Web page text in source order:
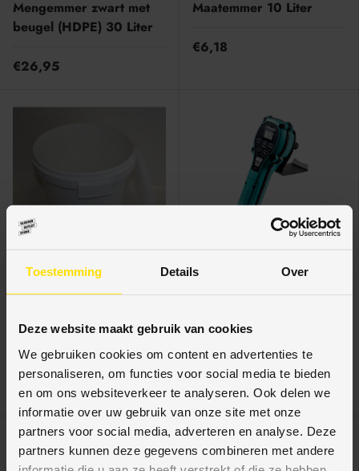
Toestemming Details Over
Deze website maakt gebruik van cookies
We gebruiken cookies om content en advertenties te
personaliseren, om functies voor social media te bieden
en om ons websiteverkeer te analyseren. Ook delen we
informatie over uw gebruik van onze site met onze
partners voor social media, adverteren en analyse. Deze
partners kunnen deze gegevens combineren met andere
Mengemmer zwart met
beugel (HDPE) 30 Liter
€26,95
Maatemmer 10 Liter
€6,18
Vloerenoutletstore
Mengemmer 32 Ltr. met
€21,95
Vloerenoutletstore
Collomix
AQiX
€326,70
Eenheid prijs
€326,70/item
17% korting